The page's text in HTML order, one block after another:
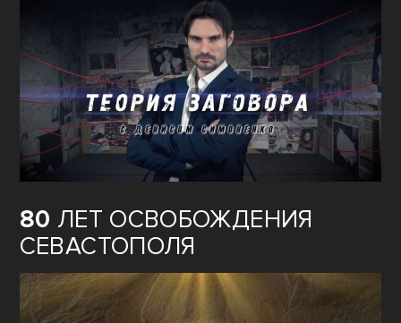
80 ЛЕТ ОСВОБОЖДЕНИЯ
СЕВАСТОПОЛЯ